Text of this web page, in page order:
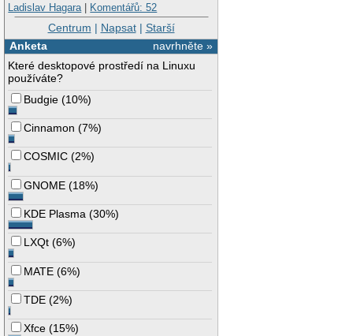
Ladislav Hagara | Komentářů: 52
Centrum | Napsat| Starší
navrhněte »
Anketa
Které desktopové prostředí na Linuxu
používáte?
Budgie (10%)
Cinnamon (7%)
COSMIC (2%)
GNOME (18%)
KDE Plasma (30%)
LXQt (6%)
MATE (6%)
TDE (2%)
Xfce (15%)